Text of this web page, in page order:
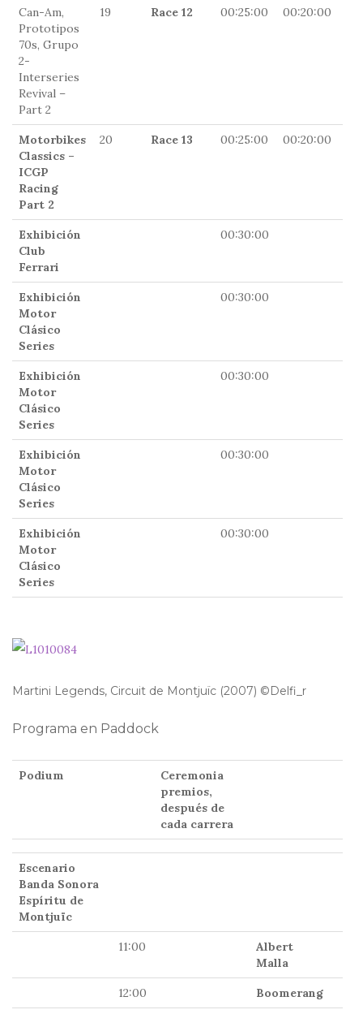
Can-Am,
Prototipos
70s, Grupo
2-
Interseries
Revival –
Part 2
19 Race 12 00:25:00 00:20:00
Motorbikes
Classics –
ICGP
Racing
Part 2
20 Race 13 00:25:00 00:20:00
Exhibición
Club
Ferrari
00:30:00
Exhibición
Motor
Clásico
Series
00:30:00
Exhibición
Motor
Clásico
Series
00:30:00
Exhibición
Motor
Clásico
Series
00:30:00
Exhibición
Motor
Clásico
Series
00:30:00
Martini Legends, Circuit de Montjuïc (2007) ©Delfi_r
Programa en Paddock
Podium
Ceremonia
premios,
después de
cada carrera
Escenario
Banda Sonora
Espíritu de
Montjuïc
11:00
Albert
Malla
12:00 Boomerang